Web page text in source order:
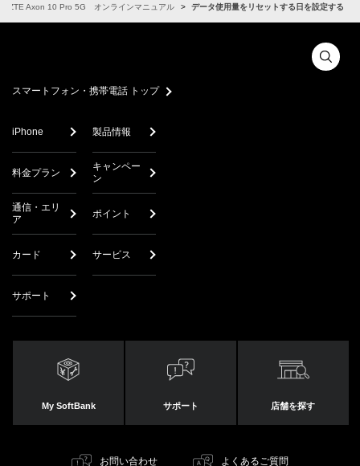
ZTE Axon 10 Pro 5G オンラインマニュアル データ使用量をリセットする日を設定する
スマートフォン・携帯電話 トップ
iPhone 製品情報
料金プラン
キャンペー
ン
通信・エリ
ア
ポイント
カード サービス
サポート
My SoftBank サポート 店舗を探す
お問い合わせ よくあるご質問